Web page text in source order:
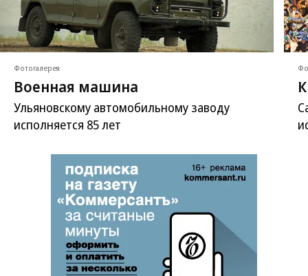
Фотогалерея
Военная машина
Ульяновскому автомобильному заводу
исполняется 85 лет